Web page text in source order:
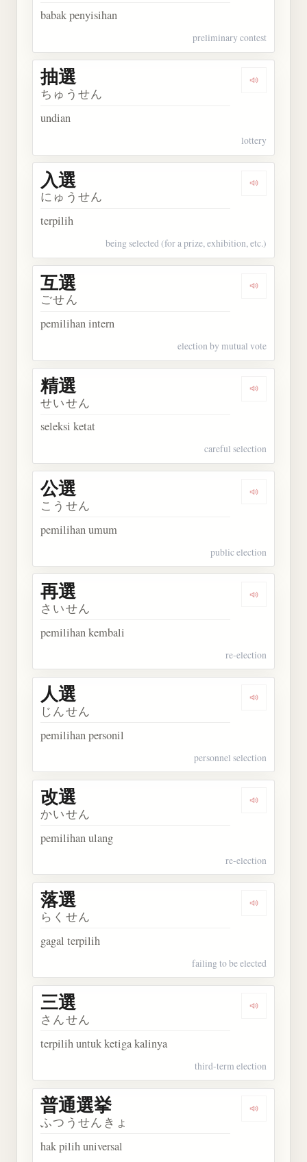
babak penyisihan
preliminary contest
Dengarkan
抽選
ちゅうせん
undian
lottery
Dengarkan
入選
にゅうせん
terpilih
being selected (for a prize, exhibition, etc.)
Dengarkan
互選
ごせん
pemilihan intern
election by mutual vote
Dengarkan
精選
せいせん
seleksi ketat
careful selection
Dengarkan
公選
こうせん
pemilihan umum
public election
Dengarkan
再選
さいせん
pemilihan kembali
re-election
Dengarkan
人選
じんせん
pemilihan personil
personnel selection
Dengarkan
改選
かいせん
pemilihan ulang
re-election
Dengarkan
落選
らくせん
gagal terpilih
failing to be elected
Dengarkan
三選
さんせん
terpilih untuk ketiga kalinya
third-term election
Dengarkan
普通選挙
ふつうせんきょ
hak pilih universal